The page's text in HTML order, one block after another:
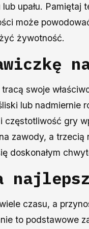
upału. Pamiętaj
może
żywotność.
swoje
lub nadmiernie
gry
zawody, a
doskonałym
czasu, a
to podstawowe